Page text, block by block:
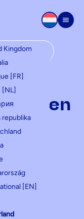
Kingdom
[FR]
[NL]
republika
[EN]
Templates
en